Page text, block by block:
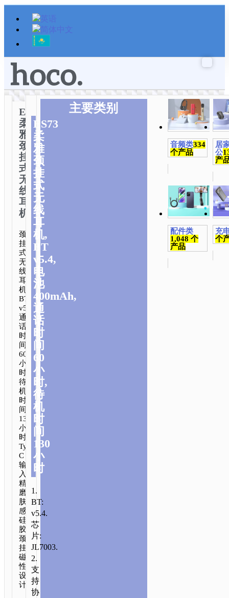
跳
ES73
柔
雅
颈
挂
式
无
线
耳
机
颈
挂
式
无
线
耳
机.
BT
v5.4.
通
话
时
间
60
小
时.
待
机
时
间
130
小
时.
Type-
C
输
入.
精
磨
肤
感
硅
胶
颈
挂.
磁
性
设
计.
主要类别
音频类334
个产品
居
公
产
配件类
1,048 个
产品
充
个
ES73
柔
雅
颈
挂
式
无
线
耳
机,
BT
v5.4,
电
池
400mAh,
通
话
时
间
60
小
时,
待
机
时
间
130
小
时
1.
BT:
v5.4.
芯
片:
JL7003.
2.
支
持
协